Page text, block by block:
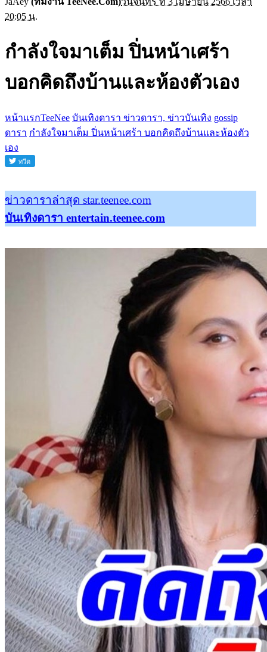
20:05 น.
กำลังใจมาเต็ม ปิ่นหน้าเศร้า
บอกคิดถึงบ้านและห้องตัวเอง
หน้าแรกTeeNee บันเทิงดารา ข่าวดารา, ข่าวบันเทิง gossip
ดารา กำลังใจมาเต็ม ปิ่นหน้าเศร้า บอกคิดถึงบ้านและห้องตัว
เอง
ข่าวดาราล่าสุด star.teenee.com
บันเทิงดารา entertain.teenee.com